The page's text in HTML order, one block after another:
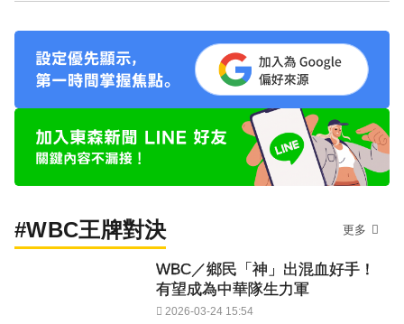
#WBC王牌對決 更多
WBC／鄉民「神」出混血好手！
有望成為中華隊生力軍
2026-03-24 15:54